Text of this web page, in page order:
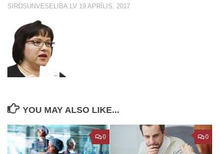
SIRDSUNVESELIBA.LV 19 APRĪLIS, 2017
YOU MAY ALSO LIKE...
0 0